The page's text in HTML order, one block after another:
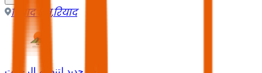
रियाद क्षेत्र,रियाद